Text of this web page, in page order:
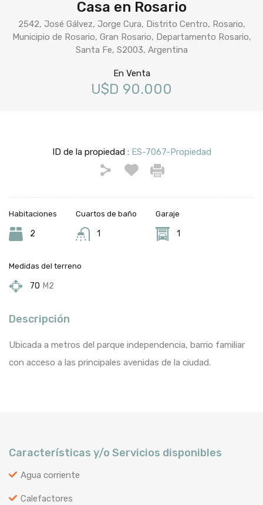
Casa en Rosario
2542, José Gálvez, Jorge Cura, Distrito Centro, Rosario,
Municipio de Rosario, Gran Rosario, Departamento Rosario,
Santa Fe, S2003, Argentina
En Venta
U$D 90.000
ID de la propiedad : ES-7067-Propiedad
Habitaciones
2
Cuartos de baño
1
Garaje
1
Medidas del terreno
70 M2
Descripción
Ubicada a metros del parque independencia, barrio familiar
con acceso a las principales avenidas de la ciudad.
Características y/o Servicios disponibles
Agua corriente
Calefactores